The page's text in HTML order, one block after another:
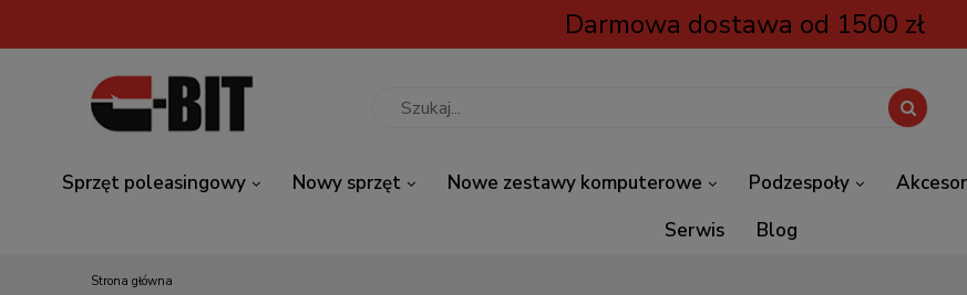
Darmowa dostawa od 1500 zł
Sprzęt poleasingowy Nowy sprzęt Nowe zestawy komputerowe Podzespoły
Serwis
Blog
Strona główna